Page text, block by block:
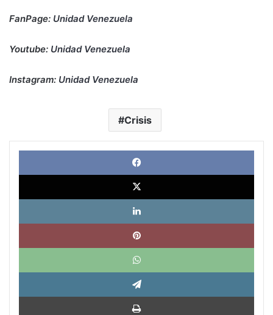
FanPage: Unidad Venezuela
Youtube: Unidad Venezuela
Instagram: Unidad Venezuela
Crisis
X